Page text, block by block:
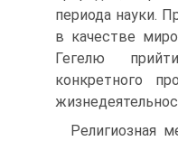
периода науки.
в качестве
Гегелю
конкретного
Религиозная